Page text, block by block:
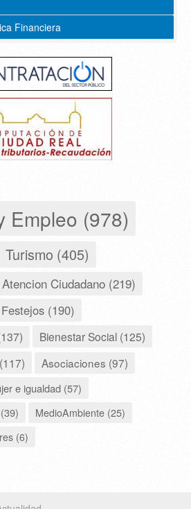
Financiera
Empleo (978)
Turismo (405)
Atencion Ciudadano (219)
Festejos (190)
Bienestar Social (125)
Asociaciones (97)
e igualdad (57)
MedioAmbiente (25)
(6)